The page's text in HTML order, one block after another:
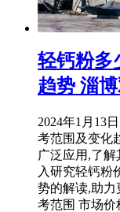
轻钙粉多
趋势 淄
2024年1月13
考范围及变化
广泛应用,了
入研究轻钙粉
势的解读,助力
考范围 市场价